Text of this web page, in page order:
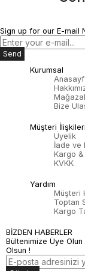
Sign up for our E-mail
Send
Kurumsal
Bize
Müşteri İlişkileri
Üyelik
İade ve
Kargo
KVKK
Yardım
Müşteri
Toptan
Kargo
BİZDEN HABERLER
Bültenimize Üye
Olsun !